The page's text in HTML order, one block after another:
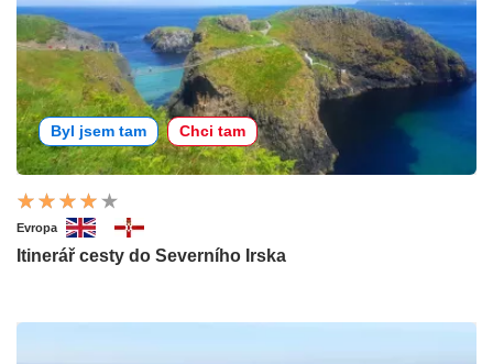
Byl jsem tam Chci tam
Evropa
Itinerář cesty do Severního Irska